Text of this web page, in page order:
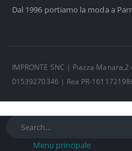
Dal 1996 portiamo la moda a
IMPRONTE SNC | Piazza
01539270346 | Rea PR-
Menu principale